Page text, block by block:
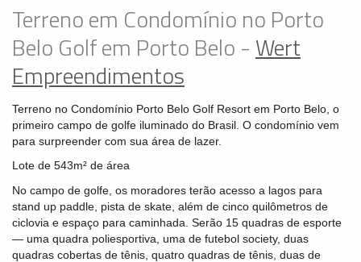
Terreno em Condomínio no Porto
Belo Golf em Porto Belo - Wert
Empreendimentos
Terreno no Condomínio Porto Belo Golf Resort em Porto Belo, o
primeiro campo de golfe iluminado do Brasil. O condomínio vem
para surpreender com sua área de lazer.
Lote de 543m² de área
No campo de golfe, os moradores terão acesso a lagos para
stand up paddle, pista de skate, além de cinco quilômetros de
ciclovia e espaço para caminhada. Serão 15 quadras de esporte
— uma quadra poliesportiva, uma de futebol society, duas
quadras cobertas de tênis, quatro quadras de tênis, duas de